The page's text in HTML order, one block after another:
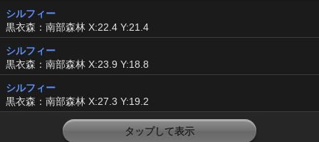
シルフィー
黒衣森：南部森林 X:22.4 Y:21.4
シルフィー
黒衣森：南部森林 X:23.9 Y:18.8
シルフィー
黒衣森：南部森林 X:27.3 Y:19.2
タップして表示